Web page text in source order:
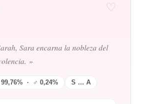
♡
Sara encarna la nobleza del
»
99,76% · ♂ 0,24% S … A